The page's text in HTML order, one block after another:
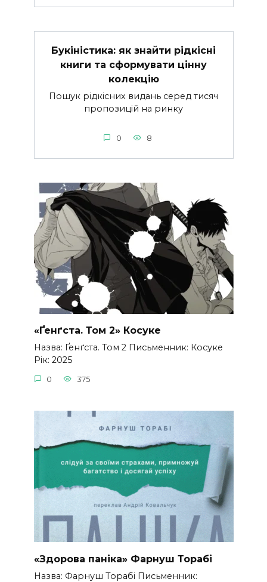
Букіністика: як знайти рідкісні
книги та сформувати цінну
колекцію
Пошук рідкісних видань серед тисяч
пропозицій на ринку
0 8
«Ґенґста. Том 2» Косуке
Назва: Ґенґста. Том 2 Письменник: Косуке
Рік: 2025
0 375
«Здорова паніка» Фарнуш Торабі
Назва: Фарнуш Торабі Письменник: